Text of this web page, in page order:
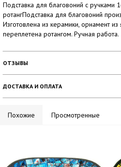
Подставка для благовоний с ручками
ротангПодставка для благовоний
Изготовлена из керамики, орнамент
переплетена ротангом. Ручная работа.
ОТЗЫВЫ
ДОСТАВКА И ОПЛАТА
Похожие Просмотренные